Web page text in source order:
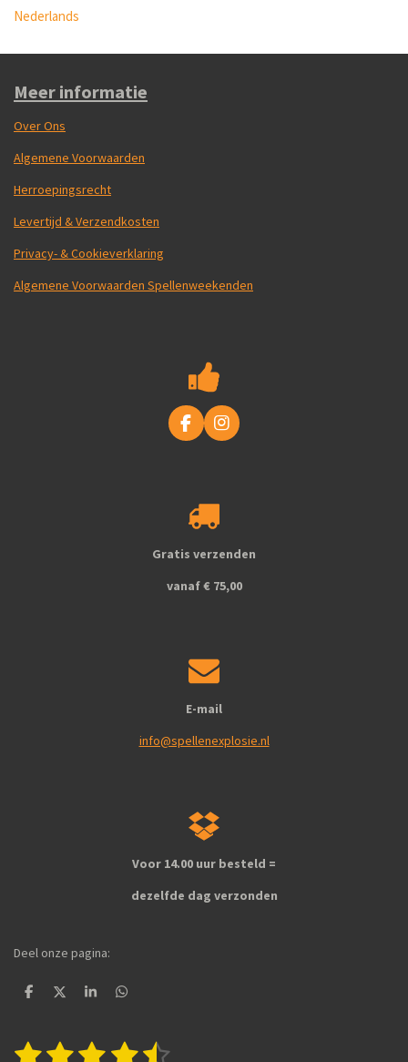
Nederlands
Meer informatie
Over Ons
Algemene Voorwaarden
Herroepingsrecht
Levertijd & Verzendkosten
Privacy- & Cookieverklaring
Algemene Voorwaarden Spellenweekenden
F
a
o
o
I
n
m
Gratis verzenden
vanaf € 75,00
E-mail
info@spellenexplosie.nl
Voor 14.00 uur besteld =
dezelfde dag verzonden
Deel onze pagina:
D
e
n
D
l
S
r
e
D
e
n
R
1 2 3 4 5
S